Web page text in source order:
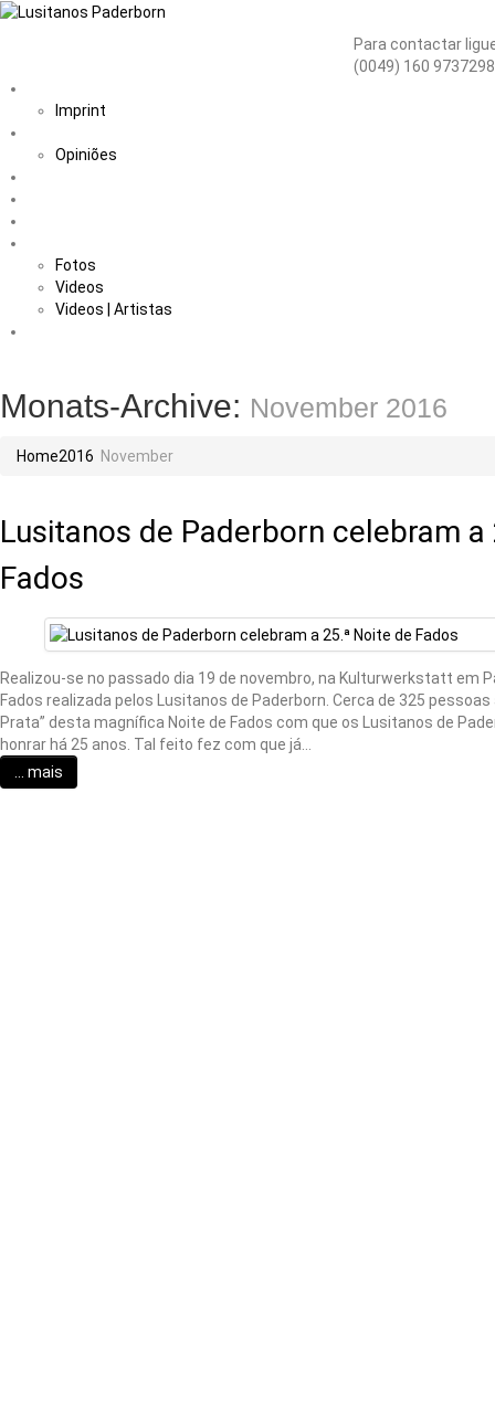
Para contactar
(0049) 160
Imprint
Opiniões
Fotos
Videos
Videos | Artistas
Monats-Archive: November 2016
Home2016 November
Lusitanos de Paderborn celebram a
Fados
Realizou-se no passado dia 19 de novembro, na Kulturwerkstatt em
Fados realizada pelos Lusitanos de Paderborn. Cerca de 325
Prata” desta magnífica Noite de Fados com que os Lusitanos de
honrar há 25 anos. Tal feito fez com que já…
... mais